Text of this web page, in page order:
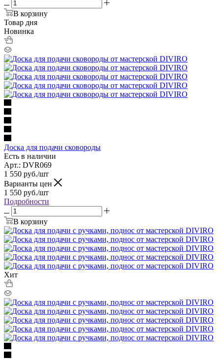
В корзину
Товар дня
Новинка
Доска для подачи сковороды
Есть в наличии
Арт.: DVR069
1 550 руб./шт
Варианты цен
1 550 руб./шт
Подробности
В корзину
Хит